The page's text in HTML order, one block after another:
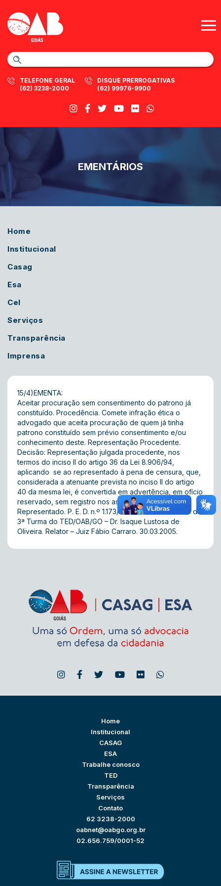
TELEFONE GERAL
(62) 3238-2000
DISQUE PRERROGATIVAS
(62) 99976-9900
EMENTÁRIOS
Home
Institucional
Casag
Esa
Cel
Serviços
Transparência
Imprensa
15/4)EMENTA:
Aceitar procuração sem consentimento do patrono já
constituído. Procedência. Comete infração ética o
advogado que aceita procuração de quem já tinha
patrono constituído sem prévio consentimento e/ou
conhecimento deste. Representação Procedente.
Decisão: Representação julgada procedente, nos
termos do inciso II do artigo 36 da Lei 8.906/94,
aplicando  se ao representado à pena de censura, que,
considerada a atenuante prevista no inciso II do artigo
40 da mesma lei, é convertida em advertência, em ofício
reservado, sem registro nos assentamentos do
Representado. P. E. D. n.º 1.173/2002. V. U. Presidente da
3ª Turma do TED/OAB/GO – Dr. Isaque Lustosa de
Oliveira. Relator – Juiz Fábio Carraro. 30.03.2005.
Home
Institucional
CASAG
ESA
Trabalhe conosco
TED
Transparência
Serviços
Contato
62 3238-2000
oabnet@oabgo.org.br
02.656.759/0001-52